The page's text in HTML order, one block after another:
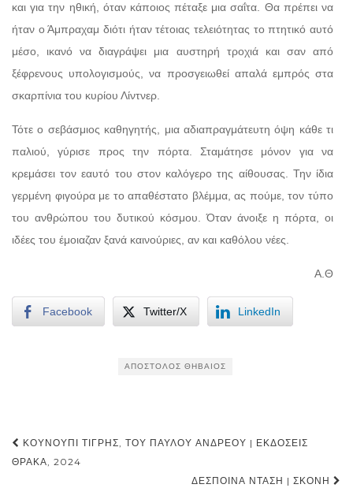
και για την ηθική, όταν κάποιος πέταξε μια σαΐτα. Θα πρέπει να
ήταν ο Άμπραχαμ διότι ήταν τέτοιας τελειότητας το πτητικό αυτό
μέσο, ικανό να διαγράψει μια αυστηρή τροχιά και σαν από
ξέφρενους υπολογισμούς, να προσγειωθεί απαλά εμπρός στα
σκαρπίνια του κυρίου Λίντνερ.
Τότε ο σεβάσμιος καθηγητής, μια αδιαπραγμάτευτη όψη κάθε τι
παλιού, γύρισε προς την πόρτα. Σταμάτησε μόνον για να
κρεμάσει τον εαυτό του στον καλόγερο της αίθουσας. Την ίδια
γερμένη φιγούρα με το απαθέστατο βλέμμα, ας πούμε, τον τύπο
του ανθρώπου του δυτικού κόσμου. Όταν άνοιξε η πόρτα, οι
ιδέες του έμοιαζαν ξανά καινούριες, αν και καθόλου νέες.
Α.Θ
Facebook Twitter/X LinkedIn
ΑΠΌΣΤΟΛΟΣ ΘΗΒΑΊΟΣ
Post
navigation
ΚΟΥΝΟΎΠΙ ΤΊΓΡΗΣ, ΤΟΥ ΠΑΎΛΟΥ ΑΝΔΡΈΟΥ | ΕΚΔΌΣΕΙΣ
ΘΡΆΚΑ, 2024
ΔΈΣΠΟΙΝΑ ΝΤΆΣΗ | ΣΚΌΝΗ